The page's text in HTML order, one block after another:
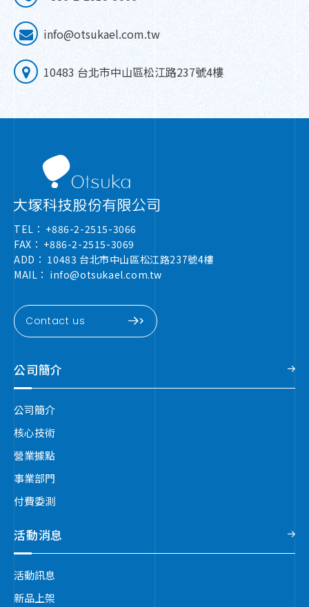
info@otsukael.com.tw
10483 台北市中山區松江路237號4樓
TEL： +886-2-2515-3066
FAX： +886-2-2515-3069
ADD： 10483 台北市中山區松江路237號4樓
MAIL： info@otsukael.com.tw
Contact us
公司簡介
公司簡介
核心技術
營業據點
事業部門
付費委測
活動消息
活動訊息
新品上架